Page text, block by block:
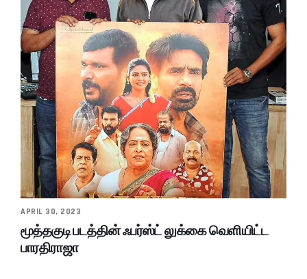
APRIL 30, 2023
மூத்தகுடி படத்தின் ஃபர்ஸ்ட் லுக்கை வெளியிட்ட
பாரதிராஜா